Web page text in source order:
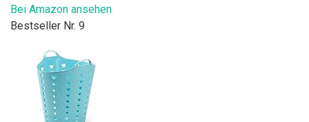
Bei Amazon ansehen
Bestseller Nr. 9